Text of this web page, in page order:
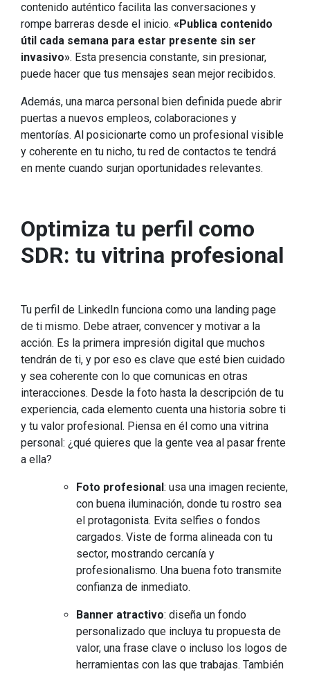
contenido auténtico facilita las conversaciones y
rompe barreras desde el inicio. «Publica contenido
útil cada semana para estar presente sin ser
invasivo». Esta presencia constante, sin presionar,
puede hacer que tus mensajes sean mejor recibidos.
Además, una marca personal bien definida puede abrir
puertas a nuevos empleos, colaboraciones y
mentorías. Al posicionarte como un profesional visible
y coherente en tu nicho, tu red de contactos te tendrá
en mente cuando surjan oportunidades relevantes.
Optimiza tu perfil como
SDR: tu vitrina profesional
Tu perfil de LinkedIn funciona como una landing page
de ti mismo. Debe atraer, convencer y motivar a la
acción. Es la primera impresión digital que muchos
tendrán de ti, y por eso es clave que esté bien cuidado
y sea coherente con lo que comunicas en otras
interacciones. Desde la foto hasta la descripción de tu
experiencia, cada elemento cuenta una historia sobre ti
y tu valor profesional. Piensa en él como una vitrina
personal: ¿qué quieres que la gente vea al pasar frente
a ella?
Foto profesional: usa una imagen reciente,
con buena iluminación, donde tu rostro sea
el protagonista. Evita selfies o fondos
cargados. Viste de forma alineada con tu
sector, mostrando cercanía y
profesionalismo. Una buena foto transmite
confianza de inmediato.
Banner atractivo: diseña un fondo
personalizado que incluya tu propuesta de
valor, una frase clave o incluso los logos de
herramientas con las que trabajas. También